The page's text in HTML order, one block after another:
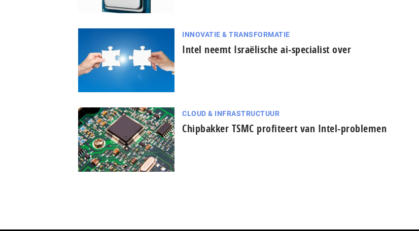
INNOVATIE & TRANSFORMATIE
Intel neemt Israëlische ai-specialist over
CLOUD & INFRASTRUCTUUR
Chipbakker TSMC profiteert van Intel-problemen